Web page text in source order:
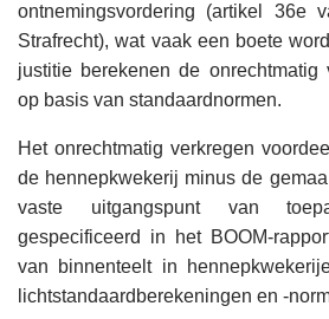
ontnemingsvordering (artikel 36e
Strafrecht), wat vaak een boete
justitie berekenen de onrechtmatig
op basis van standaardnormen.
Het onrechtmatig verkregen
de hennepkwekerij minus de
vaste uitgangspunt van
gespecificeerd in het BOOM-
van binnenteelt in
lichtstandaardberekeningen en -